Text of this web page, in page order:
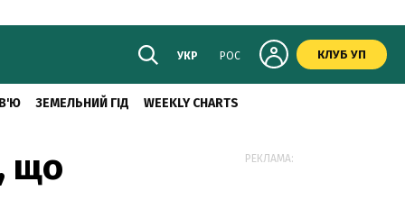
УКР РОС КЛУБ УП
ЗЕМЕЛЬНИЙ ГІД WEEKLY CHARTS
що
РЕКЛАМА: